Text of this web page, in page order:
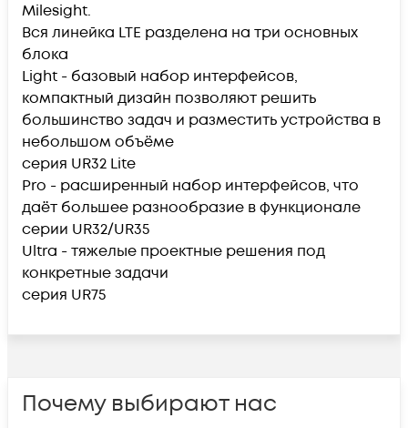
Milesight.
Вся линейка LTE разделена на три основных
блока
Light - базовый набор интерфейсов,
компактный дизайн позволяют решить
большинство задач и разместить устройства в
небольшом объёме
серия UR32 Lite
Pro - расширенный набор интерфейсов, что
даёт большее разнообразие в функционале
серии UR32/UR35
Ultra - тяжелые проектные решения под
конкретные задачи
серия UR75
Почему выбирают нас